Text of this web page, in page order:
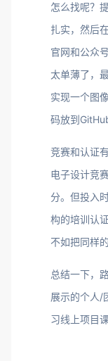
怎么找呢？
扎实，然后
官网和公众
太单薄了，
实现一个图
码放到
竞赛和认证
电子设计竞
分。但投入
构的培训认
不如把同样
总结一下，
展示的个人/
习线上项目